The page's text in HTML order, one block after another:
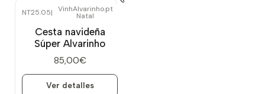
Agotado
NT25.05| VinhAlvarinho.pt
Natal
Cesta navideña
Súper Alvarinho
85,00€
Ver detalles